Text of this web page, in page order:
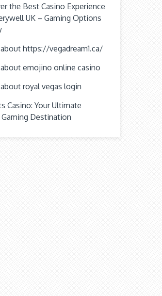
the Best Casino Experience
UK – Gaming Options
https://vegadream1.ca/
emojino online casino
royal vegas login
Casino: Your Ultimate
Destination